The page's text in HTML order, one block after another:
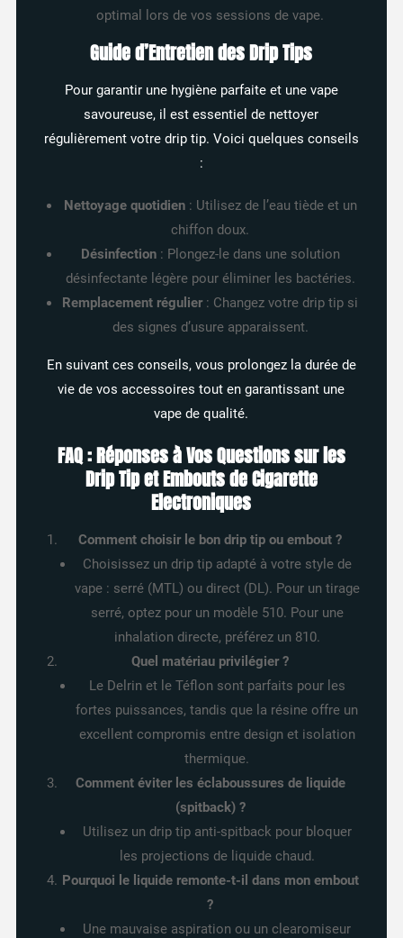
optimal lors de vos sessions de vape.
Guide d’Entretien des Drip Tips
Pour garantir une hygiène parfaite et une vape
savoureuse, il est essentiel de nettoyer
régulièrement votre drip tip. Voici quelques conseils
:
Nettoyage quotidien: Utilisez de l’eau tiède et un
chiffon doux.
Désinfection: Plongez-le dans une solution
désinfectante légère pour éliminer les bactéries.
Remplacement régulier : Changez votre drip tip si
des signes d’usure apparaissent.
En suivant ces conseils, vous prolongez la durée de
vie de vos accessoires tout en garantissant une
vape de qualité.
FAQ : Réponses à Vos Questions sur les
Drip Tip et Embouts de Cigarette
Electroniques
Comment choisir le bon drip tip ou embout ?
Choisissez un drip tip adapté à votre style de
vape : serré (MTL) ou direct (DL). Pour un tirage
serré, optez pour un modèle 510. Pour une
inhalation directe, préférez un 810.
Quel matériau privilégier ?
Le Delrin et le Téflon sont parfaits pour les
fortes puissances, tandis que la résine offre un
excellent compromis entre design et isolation
thermique.
Comment éviter les éclaboussures de liquide
(spitback) ?
Utilisez un drip tip anti-spitback pour bloquer
les projections de liquide chaud.
Pourquoi le liquide remonte-t-il dans mon embout
?
Une mauvaise aspiration ou un clearomiseur